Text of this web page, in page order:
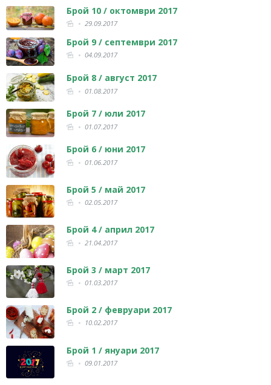
Брой 10 / октомври 2017
29.09.2017
Брой 9 / септември 2017
04.09.2017
Брой 8 / август 2017
01.08.2017
Брой 7 / юли 2017
01.07.2017
Брой 6 / юни 2017
01.06.2017
Брой 5 / май 2017
02.05.2017
Брой 4 / април 2017
21.04.2017
Брой 3 / март 2017
01.03.2017
Брой 2 / февруари 2017
10.02.2017
Брой 1 / януари 2017
09.01.2017